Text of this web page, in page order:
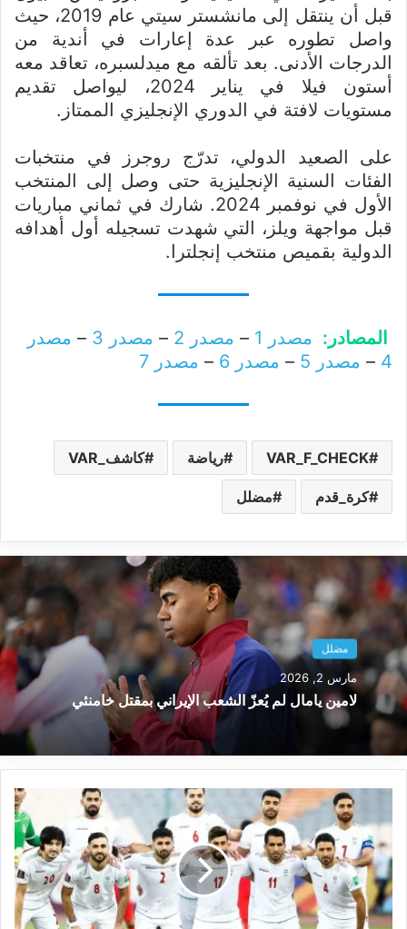
قبل أن ينتقل إلى مانشستر سيتي عام 2019، حيث
واصل تطوره عبر عدة إعارات في أندية من
الدرجات الأدنى. بعد تألقه مع ميدلسبره، تعاقد معه
أستون فيلا في يناير 2024، ليواصل تقديم
مستويات لافتة في الدوري الإنجليزي الممتاز.
على الصعيد الدولي، تدرّج روجرز في منتخبات
الفئات السنية الإنجليزية حتى وصل إلى المنتخب
الأول في نوفمبر 2024. شارك في ثماني مباريات
قبل مواجهة ويلز، التي شهدت تسجيله أول أهدافه
الدولية بقميص منتخب إنجلترا.
المصادر: مصدر 1 – مصدر 2 – مصدر 3 – مصدر
4
– مصدر 5 – مصدر 6 – مصدر 7
VAR_F_CHECK رياضة كاشف_VAR
كرة_قدم مضلل
مضلل
مارس 2, 2026
لامين يامال لم يُعزّ الشعب الإيراني بمقتل خامنئي